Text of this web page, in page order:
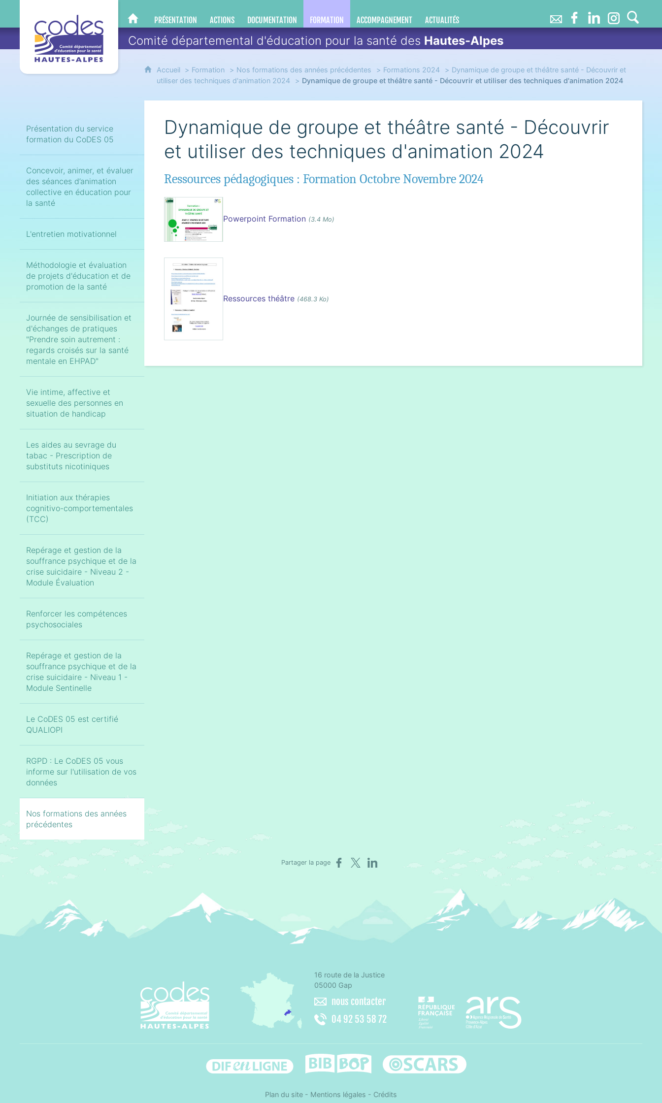
Comité départemental d'éducation pour la santé des Hautes-Alpes
CODES 05
PRÉSENTATION ACTIONS DOCUMENTATION FORMATION ACCOMPAGNEMENT ACTUALITÉS
Présentation du service
formation du CoDES 05
Concevoir, animer, et évaluer
des séances d’animation
collective en éducation pour
la santé
L'entretien motivationnel
Méthodologie et évaluation
de projets d'éducation et de
promotion de la santé
Journée de sensibilisation et
d'échanges de pratiques
"Prendre soin autrement :
regards croisés sur la santé
mentale en EHPAD"
Vie intime, affective et
sexuelle des personnes en
situation de handicap
Les aides au sevrage du
tabac - Prescription de
substituts nicotiniques
Initiation aux thérapies
cognitivo-comportementales
(TCC)
Repérage et gestion de la
souffrance psychique et de la
crise suicidaire - Niveau 2 -
Module Évaluation
Renforcer les compétences
psychosociales
Repérage et gestion de la
souffrance psychique et de la
crise suicidaire - Niveau 1 -
Module Sentinelle
Le CoDES 05 est certifié
QUALIOPI
RGPD : Le CoDES 05 vous
informe sur l'utilisation de vos
données
Nos formations des années
précédentes
Accueil Formation Nos formations des années précédentes Formations 2024
Dynamique de groupe et théâtre santé - Découvrir et
utiliser des techniques d'animation 2024
Dynamique de groupe et théâtre santé - Découvrir et utiliser des techniques d'animation 2024
Dynamique de groupe et théâtre santé - Découvrir
et utiliser des techniques d'animation 2024
Ressources pédagogiques : Formation Octobre Novembre 2024
Powerpoint Formation (3.4 Mo)
Ressources théâtre (468.3 Ko)
Partager la page Partager sur Facebook
Partager sur X
Partager sur LinkedIn
CoDES 05 - Comité départemental d'éducation pour la santé des Hautes-Alpes
16 route de la Justice
05000 Gap
nous contacter
04 92 53 58 72
Agence régionale de santé Paca
Difenligne Bib-bop Oscars
Plan du site- Mentions légales - Crédits